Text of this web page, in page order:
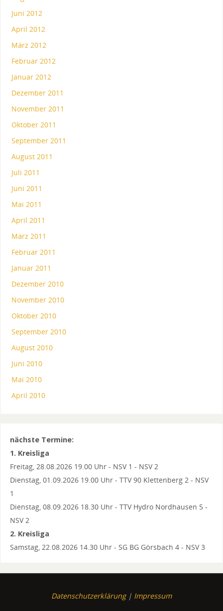
Juni 2012
April 2012
März 2012
Februar 2012
Januar 2012
Dezember 2011
November 2011
Oktober 2011
September 2011
August 2011
Juli 2011
Juni 2011
Mai 2011
April 2011
März 2011
Februar 2011
Januar 2011
Dezember 2010
November 2010
Oktober 2010
September 2010
August 2010
Juni 2010
Mai 2010
April 2010
nächste Termine:
1. Kreisliga
Freitag, 28.08.2026 19.00 Uhr - NSV 1 - NSV 2
Dienstag, 01.09.2026 19.00 Uhr - TTV 90 Klettenberg 2 - NSV
1
Dienstag, 08.09.2026 18.30 Uhr - TTV Hydro Nordhausen 5 -
NSV 2
2. Kreisliga
Samstag, 22.08.2026 14.30 Uhr - SG BG Görsbach 4 - NSV 3
Datenschutzerklärung| Impressum